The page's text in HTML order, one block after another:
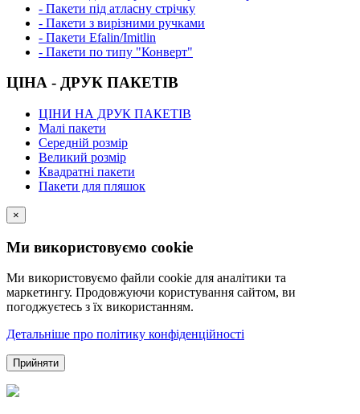
- Пакети під атласну стрічку
- Пакети з вирізними ручками
- Пакети Efalin/Imitlin
- Пакети по типу "Конверт"
ЦІНА - ДРУК ПАКЕТІВ
ЦІНИ НА ДРУК ПАКЕТІВ
Малі пакети
Середній розмір
Великий розмір
Квадратні пакети
Пакети для пляшок
×
Ми використовуємо cookie
Ми використовуємо файли cookie для аналітики та
маркетингу. Продовжуючи користування сайтом, ви
погоджуєтесь з їх використанням.
Детальніше про політику конфіденційності
Прийняти